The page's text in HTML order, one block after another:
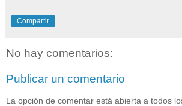
Compartir
No hay comentarios:
Publicar un comentario
La opción de comentar está abierta a todos